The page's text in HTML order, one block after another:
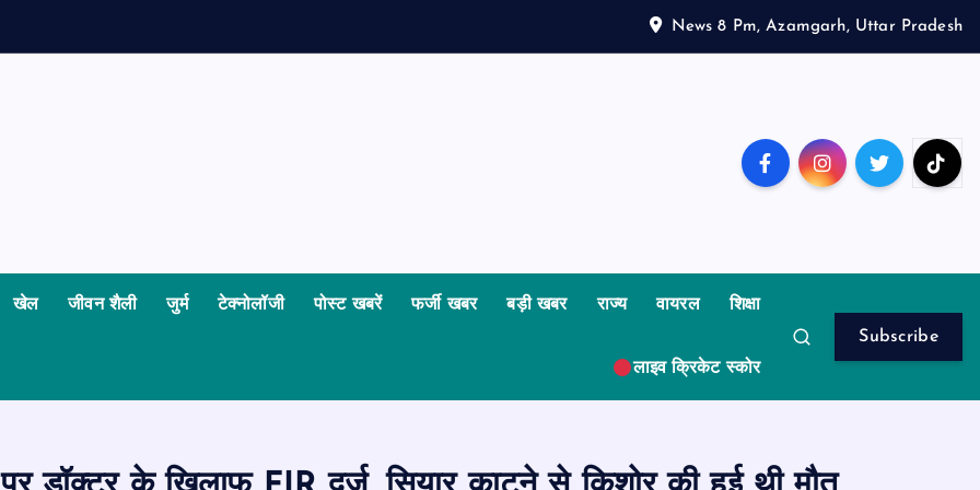
News 8 Pm, Azamgarh, Uttar Pradesh
खेल जीवन शैली जुर्म टेक्नोलॉजी पोस्ट खबरें फर्जी खबर बड़ी खबर राज्य वायरल शिक्षा
लाइव क्रिकेट स्कोर
Subscribe